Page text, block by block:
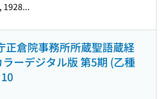
1928...
正倉院事務所所蔵聖語蔵経
ラーデジタル版 第5期 (乙種